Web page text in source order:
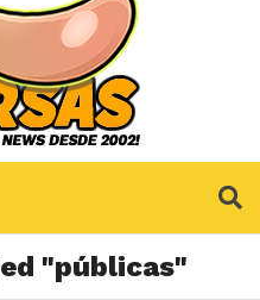
"públicas"